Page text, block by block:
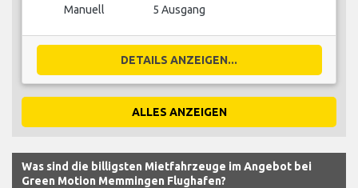
Manuell 5 Ausgang
DETAILS ANZEIGEN...
ALLES ANZEIGEN
Was sind die billigsten Mietfahrzeuge im Angebot bei
Green Motion Memmingen Flughafen?